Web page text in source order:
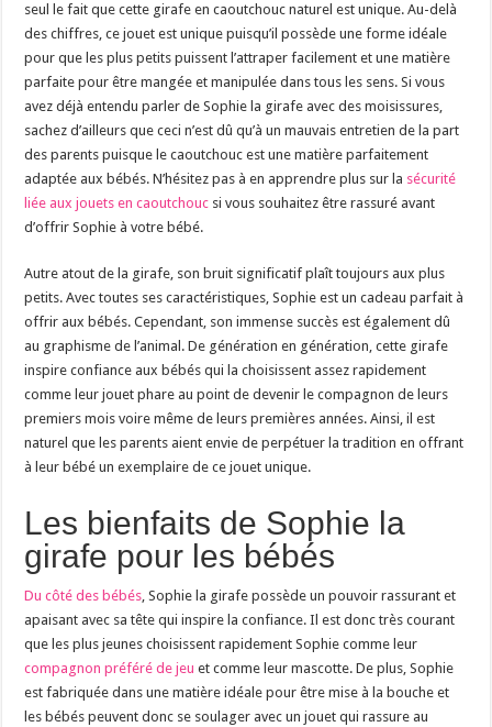
seul le fait que cette girafe en caoutchouc naturel est unique. Au-delà
des chiffres, ce jouet est unique puisqu’il possède une forme idéale
pour que les plus petits puissent l’attraper facilement et une matière
parfaite pour être mangée et manipulée dans tous les sens. Si vous
avez déjà entendu parler de Sophie la girafe avec des moisissures,
sachez d’ailleurs que ceci n’est dû qu’à un mauvais entretien de la part
des parents puisque le caoutchouc est une matière parfaitement
adaptée aux bébés. N’hésitez pas à en apprendre plus sur la sécurité
liée aux jouets en caoutchouc si vous souhaitez être rassuré avant
d’offrir Sophie à votre bébé.
Autre atout de la girafe, son bruit significatif plaît toujours aux plus
petits. Avec toutes ses caractéristiques, Sophie est un cadeau parfait à
offrir aux bébés. Cependant, son immense succès est également dû
au graphisme de l’animal. De génération en génération, cette girafe
inspire confiance aux bébés qui la choisissent assez rapidement
comme leur jouet phare au point de devenir le compagnon de leurs
premiers mois voire même de leurs premières années. Ainsi, il est
naturel que les parents aient envie de perpétuer la tradition en offrant
à leur bébé un exemplaire de ce jouet unique.
Les bienfaits de Sophie la
girafe pour les bébés
Du côté des bébés, Sophie la girafe possède un pouvoir rassurant et
apaisant avec sa tête qui inspire la confiance. Il est donc très courant
que les plus jeunes choisissent rapidement Sophie comme leur
compagnon préféré de jeu et comme leur mascotte. De plus, Sophie
est fabriquée dans une matière idéale pour être mise à la bouche et
les bébés peuvent donc se soulager avec un jouet qui rassure au